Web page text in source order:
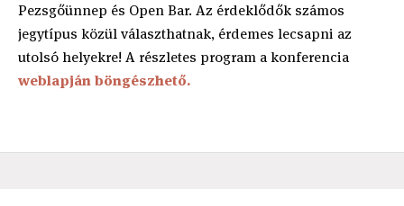
Pezsgőünnep és Open Bar. Az érdeklődők számos
jegytípus közül választhatnak, érdemes lecsapni az
utolsó helyekre! A részletes program a konferencia
weblapján böngészhető.